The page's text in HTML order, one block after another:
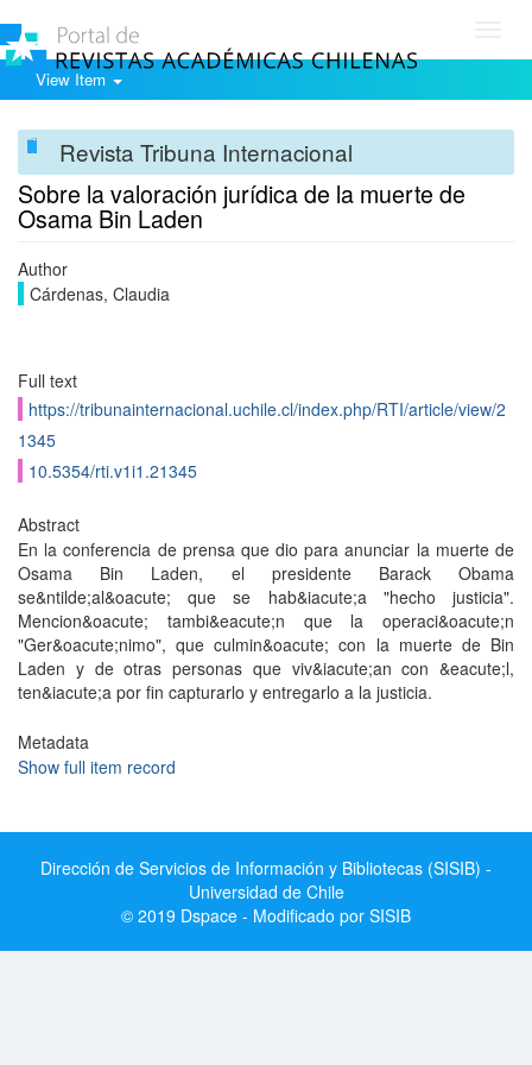
View Item
Revista Tribuna Internacional
Sobre la valoración jurídica de la muerte de
Osama Bin Laden
Author
Cárdenas, Claudia
Full text
https://tribunainternacional.uchile.cl/index.php/RTI/article/view/2
1345
10.5354/rti.v1i1.21345
Abstract
En la conferencia de prensa que dio para anunciar la muerte de
Osama Bin Laden, el presidente Barack Obama
se&ntilde;al&oacute; que se hab&iacute;a "hecho justicia".
Mencion&oacute; tambi&eacute;n que la operaci&oacute;n
"Ger&oacute;nimo", que culmin&oacute; con la muerte de Bin
Laden y de otras personas que viv&iacute;an con &eacute;l,
ten&iacute;a por fin capturarlo y entregarlo a la justicia.
Metadata
Show full item record
Dirección de Servicios de Información y Bibliotecas (SISIB) -
Universidad de Chile
© 2019 Dspace - Modificado por SISIB